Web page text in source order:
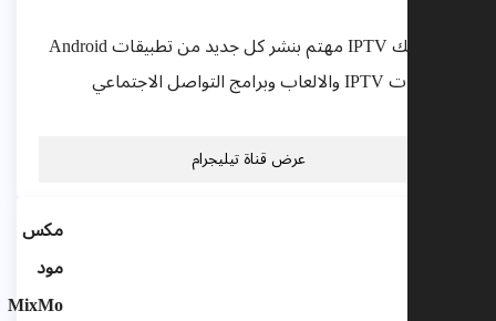
موقع أبك IPTV مهتم بنشر كل جديد من تطبيقات Android
وتطبيقات IPTV والالعاب وبرامج التواصل الاجتماعي
عرض قناة تيليجرام
مكس
مود
MixMo